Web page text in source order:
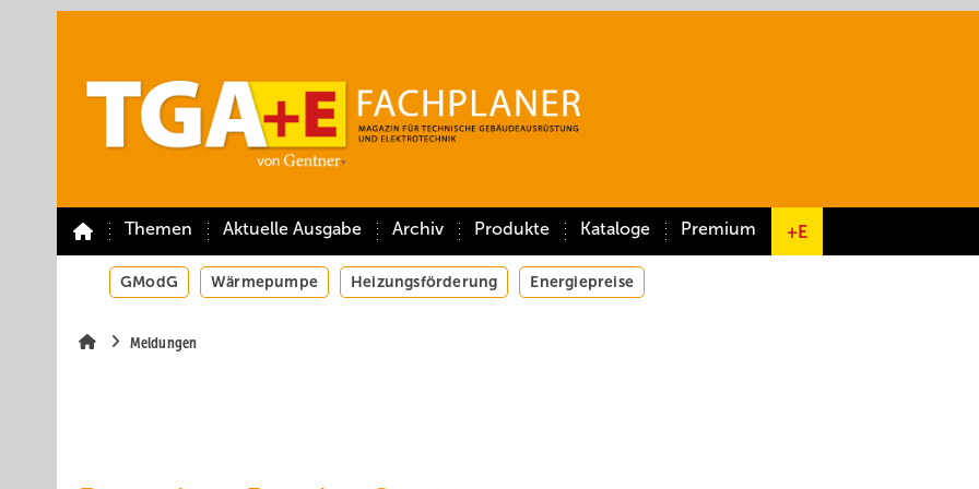
Themen Aktuelle Ausgabe Archiv Produkte Kataloge Premium +E
GModG Wärmepumpe Heizungsförderung Energiepreise
Meldungen